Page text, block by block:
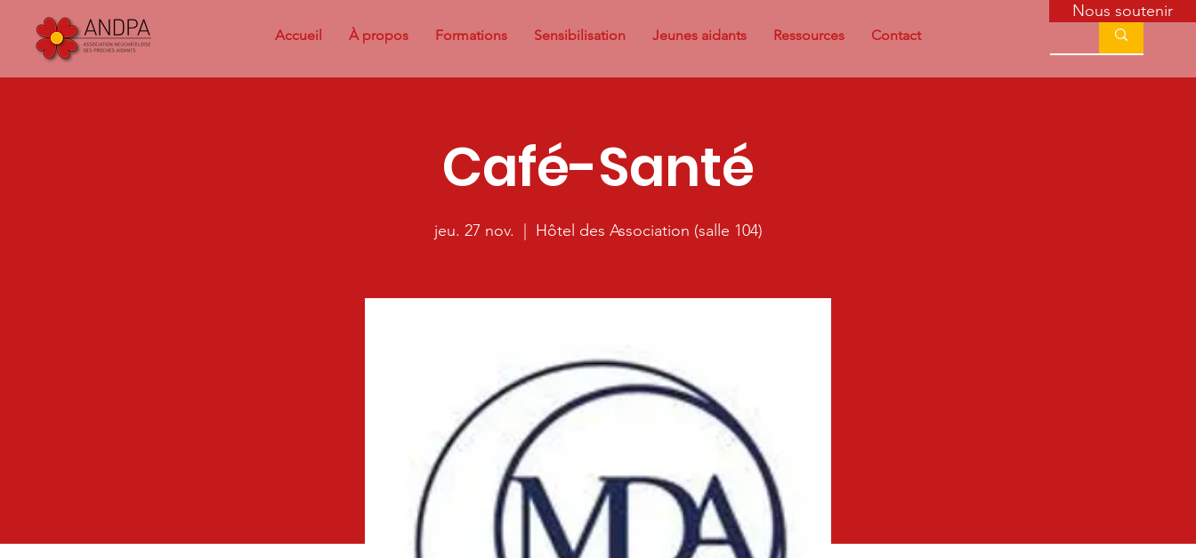
Nous soutenir
Accueil À propos Formations Sensibilisation Jeunes aidants Ressources Contact
Café-Santé
jeu. 27 nov. Hôtel des Association (salle 104)